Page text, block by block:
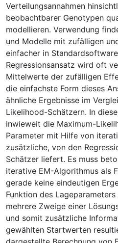
Verteilungsannahmen
beobachtbarer Genotypen
modellieren. Verwendung
und Modelle mit zufälligen
einfacher in
Regressionsansatz wird oft
Mittelwerte der zufälligen
die einfachste Form dieses
ähnliche Ergebnisse im
Likelihood-Schätzern. In
inwieweit die Maximum-
Parameter mit Hilfe von
zusätzliche, von den
Schätzer liefert. Es muss
iterative EM-Algorithmus als
gerade keine eindeutigen
Funktion des
mehrere Zweige einer
und somit zusätzliche
gewählten Startwerten